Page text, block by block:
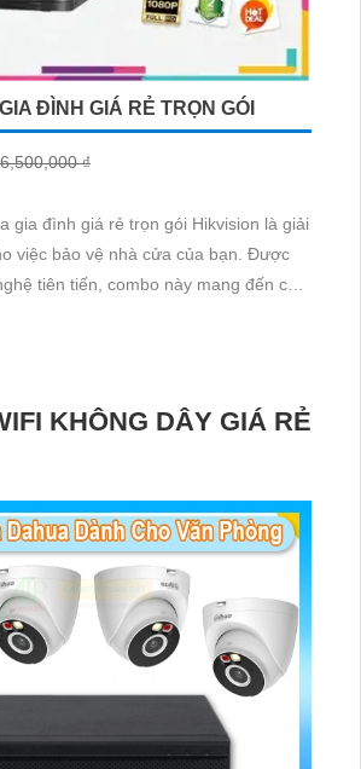
ĐÌNH GIÁ RẺ TRỌN GÓI
6,500,000 ₫
gia đình giá rẻ trọn gói Hikvision là giải
bảo vệ nhà cửa của bạn. Được
tiên tiến, combo này mang đến chất
KHÔNG DÂY GIÁ RẺ